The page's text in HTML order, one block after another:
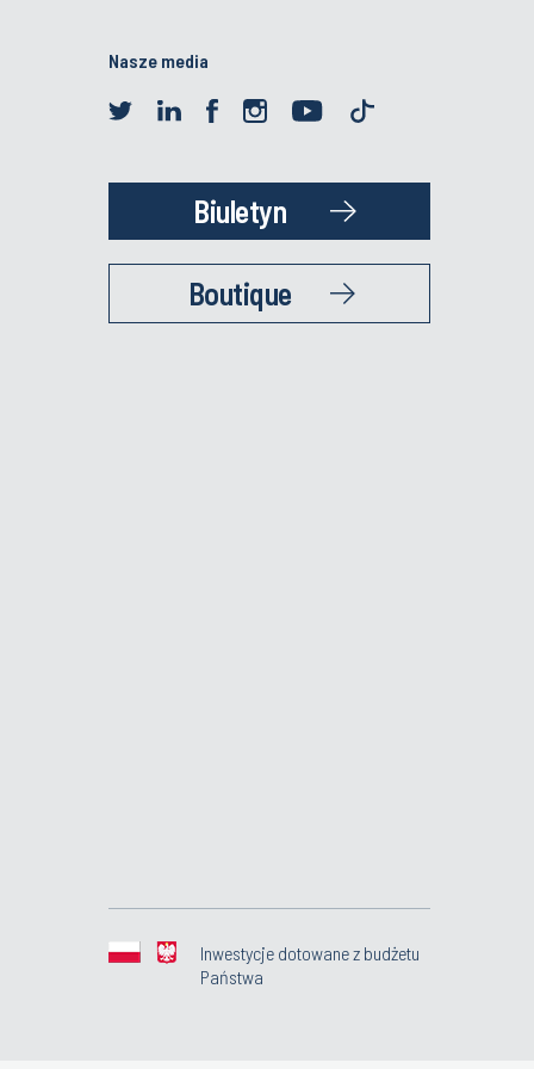
Nasze media
Biuletyn
Boutique
Inwestycje dotowane z budżetu
Państwa